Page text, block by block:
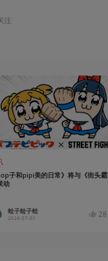
注
子和pipi美的日常》将与《街头
动
蛙子蛙子蛙
2024-07-01 28